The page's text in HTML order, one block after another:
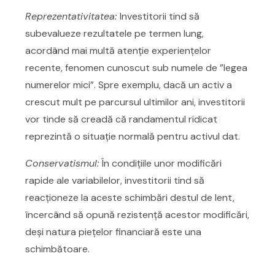
Reprezentativitatea: Investitorii tind să
subevalueze rezultatele pe termen lung,
acordând mai multă atenție experiențelor
recente, fenomen cunoscut sub numele de ”legea
numerelor mici”. Spre exemplu, dacă un activ a
crescut mult pe parcursul ultimilor ani, investitorii
vor tinde să creadă că randamentul ridicat
reprezintă o situație normală pentru activul dat.
Conservatismul:În condițiile unor modificări
rapide ale variabilelor, investitorii tind să
reacţioneze la aceste schimbări destul de lent,
încercând să opună rezistență acestor modificări,
deși natura piețelor financiară este una
schimbătoare.